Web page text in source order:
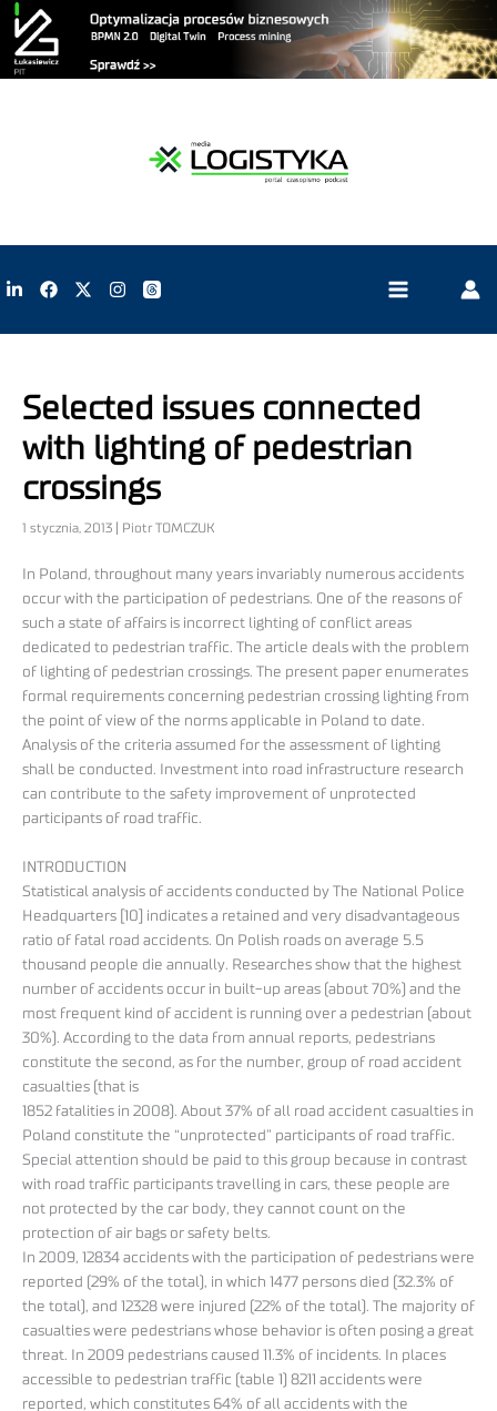
Selected issues connected
with lighting of pedestrian
crossings
1 stycznia, 2013 | Piotr TOMCZUK
In Poland, throughout many years invariably numerous accidents
occur with the participation of pedestrians. One of the reasons of
such a state of affairs is incorrect lighting of conflict areas
dedicated to pedestrian traffic. The article deals with the problem
of lighting of pedestrian crossings. The present paper enumerates
formal requirements concerning pedestrian crossing lighting from
the point of view of the norms applicable in Poland to date.
Analysis of the criteria assumed for the assessment of lighting
shall be conducted. Investment into road infrastructure research
can contribute to the safety improvement of unprotected
participants of road traffic.
INTRODUCTION
Statistical analysis of accidents conducted by The National Police
Headquarters [10] indicates a retained and very disadvantageous
ratio of fatal road accidents. On Polish roads on average 5.5
thousand people die annually. Researches show that the highest
number of accidents occur in built-up areas (about 70%) and the
most frequent kind of accident is running over a pedestrian (about
30%). According to the data from annual reports, pedestrians
constitute the second, as for the number, group of road accident
casualties (that is
1852 fatalities in 2008). About 37% of all road accident casualties in
Poland constitute the “unprotected” participants of road traffic.
Special attention should be paid to this group because in contrast
with road traffic participants travelling in cars, these people are
not protected by the car body, they cannot count on the
protection of air bags or safety belts.
In 2009, 12834 accidents with the participation of pedestrians were
reported (29% of the total), in which 1477 persons died (32.3% of
the total), and 12328 were injured (22% of the total). The majority of
casualties were pedestrians whose behavior is often posing a great
threat. In 2009 pedestrians caused 11.3% of incidents. In places
accessible to pedestrian traffic (table 1) 8211 accidents were
reported, which constitutes 64% of all accidents with the